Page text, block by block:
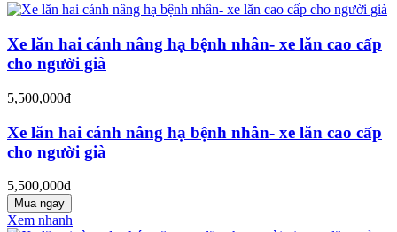
Xe lăn hai cánh nâng hạ bệnh nhân- xe lăn cao cấp
cho người già
5,500,000đ
Xe lăn hai cánh nâng hạ bệnh nhân- xe lăn cao cấp
cho người già
5,500,000đ
Mua ngay
Xem nhanh